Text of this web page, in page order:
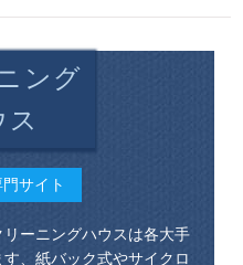
ング
ス
サイト
ーニングハウスは各大手
、紙バック式やサイクロ